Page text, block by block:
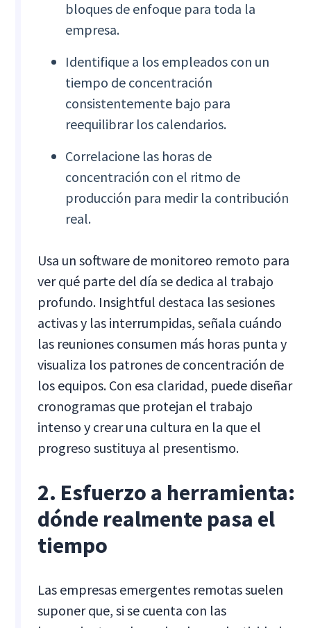
bloques de enfoque para toda la
empresa.
Identifique a los empleados con un
tiempo de concentración
consistentemente bajo para
reequilibrar los calendarios.
Correlacione las horas de
concentración con el ritmo de
producción para medir la contribución
real.
Usa un software de monitoreo remoto para
ver qué parte del día se dedica al trabajo
profundo. Insightful destaca las sesiones
activas y las interrumpidas, señala cuándo
las reuniones consumen más horas punta y
visualiza los patrones de concentración de
los equipos. Con esa claridad, puede diseñar
cronogramas que protejan el trabajo
intenso y crear una cultura en la que el
progreso sustituya al presentismo.
2. Esfuerzo a herramienta:
dónde realmente pasa el
tiempo
Las empresas emergentes remotas suelen
suponer que, si se cuenta con las